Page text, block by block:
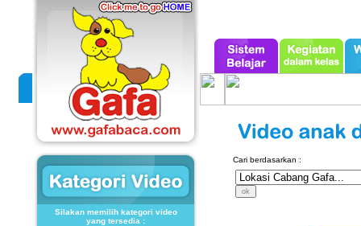
Silakan memilih kategori video
yang tersedia :
Cari berdasarkan :